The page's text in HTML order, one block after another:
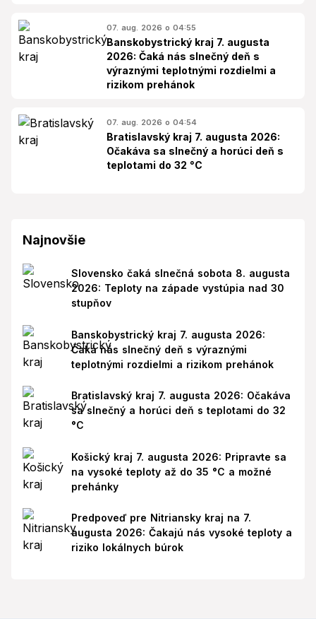
07. aug. 2026 o 04:55
Banskobystrický kraj 7. augusta
2026: Čaká nás slnečný deň s
výraznými teplotnými rozdielmi a
rizikom prehánok
07. aug. 2026 o 04:54
Bratislavský kraj 7. augusta 2026:
Očakáva sa slnečný a horúci deň s
teplotami do 32 °C
Najnovšie
Slovensko čaká slnečná sobota 8. augusta
2026: Teploty na západe vystúpia nad 30
stupňov
Banskobystrický kraj 7. augusta 2026:
Čaká nás slnečný deň s výraznými
teplotnými rozdielmi a rizikom prehánok
Bratislavský kraj 7. augusta 2026: Očakáva
sa slnečný a horúci deň s teplotami do 32
°C
Košický kraj 7. augusta 2026: Pripravte sa
na vysoké teploty až do 35 °C a možné
prehánky
Predpoveď pre Nitriansky kraj na 7.
augusta 2026: Čakajú nás vysoké teploty a
riziko lokálnych búrok